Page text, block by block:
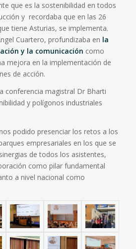
que es la sostenibilidad en todos
y recordaba que en las 26
tiene Asturias, se implementa.
Cuartero, profundizaba en la
y la comunicación como
mejora en la implementación de
de acción.
conferencia magistral Dr Bharti
y polígonos industriales
podido presenciar los retos a los
empresariales en los que se
de todos los asistentes,
como pilar fundamental
a nivel nacional como